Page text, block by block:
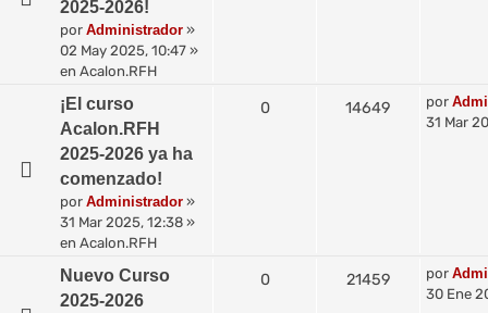
2025-2026!
por Administrador »
02 May 2025, 10:47 »
en Acalon.RFH
¡El curso
Acalon.RFH
2025-2026 ya ha
comenzado!
por Administrador »
31 Mar 2025, 12:38 »
en Acalon.RFH
0 14649 por
31 Mar
Nuevo Curso
2025-2026
0 21459 por
30 Ene